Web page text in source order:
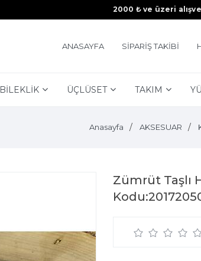
2000 ₺ ve üzeri
ANASAYFA SİPARİŞ TAKİBİ
BİLEKLİK ÜÇLÜSET TAKIM
Anasayfa AKSESUAR
Zümrüt Taşlı